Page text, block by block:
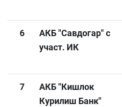
6
АКБ "Савдогар" с
участ. ИК
7
АКБ "Кишлок
Курилиш Банк"